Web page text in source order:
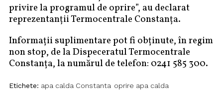
privire la programul de oprire”, au declarat
reprezentanții Termocentrale Constanța.
Informații suplimentare pot fi obținute, în regim
non stop, de la Dispeceratul Termocentrale
Constanța, la numărul de telefon: 0241 585 300.
Etichete: apa calda Constanta oprire apa calda